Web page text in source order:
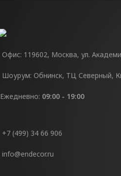
Офис: 119602, Москва, ул.
Шоурум: Обнинск, ТЦ Северный,
Ежедневно: 09:00 - 19:00
+7 (499) 34 66 906
info@endecor.ru